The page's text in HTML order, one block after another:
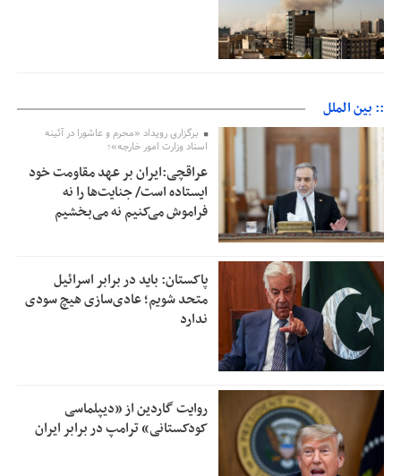
:: بین الملل
برگزاری رویداد «محرم و عاشورا در آئینه
اسناد وزارت امور خارجه»؛
عراقچی:ایران بر عهد مقاومت خود
ایستاده است/ جنایت‌ها را نه
فراموش می‌کنیم نه می‌بخشیم
پاکستان: باید در برابر اسرائیل
متحد شویم؛ عادی‌سازی هیچ سودی
ندارد
روایت گاردین از «دیپلماسی
کودکستانی» ترامپ در برابر ایران